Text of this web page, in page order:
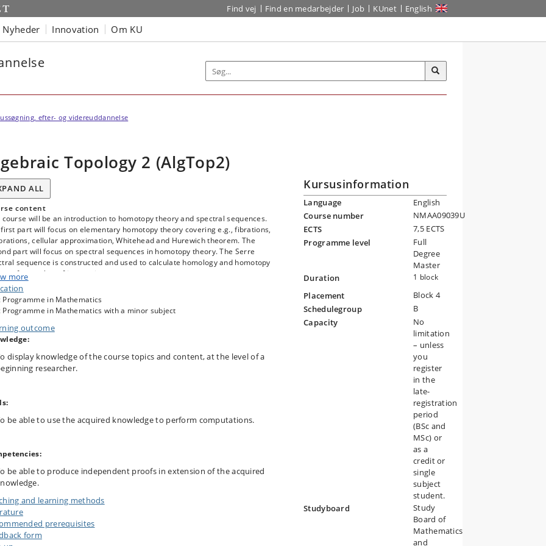
Find vej Find en medarbejder Job KUnet English
Nyheder Innovation Om KU
efter- og videreuddannelse
Topology 2 (AlgTop2)
ALL
content
course will be an introduction to homotopy theory and spectral sequences.
part will focus on elementary homotopy theory covering e.g., fibrations,
cellular approximation, Whitehead and Hurewich theorem. The
part will focus on spectral sequences in homotopy theory. The Serre
sequence is constructed and used to calculate homology and homotopy
of a number of interesting spaces.
more
Programme in Mathematics
Programme in Mathematics with a minor subject
outcome
display knowledge of the course topics and content, at the level of a
researcher.
be able to use the acquired knowledge to perform computations.
be able to produce independent proofs in extension of the acquired
and learning methods
prerequisites
form
Kursusinformation
Language
English
Course number
NMAA09039U
ECTS
7,5 ECTS
Programme level
Full
Degree
Master
Duration
1 block
Placement
Block 4
Schedulegroup
B
Capacity
No
limitation
– unless
you
register
in the
late-
registration
period
(BSc and
MSc) or
as a
credit or
single
subject
student.
Studyboard
Study
Board of
Mathematics
and